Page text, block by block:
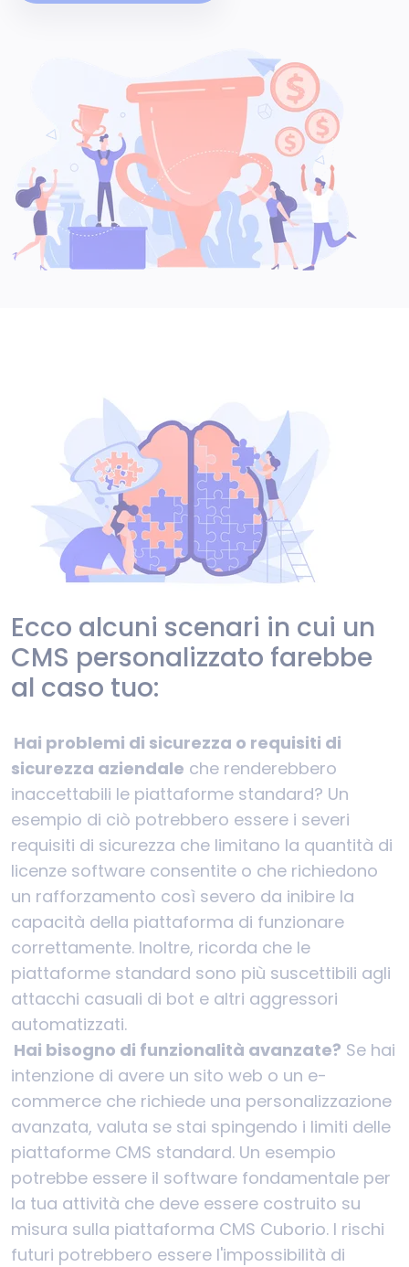
Ecco alcuni scenari in cui un
CMS personalizzato farebbe
al caso tuo:
Hai problemi di sicurezza o requisiti di
sicurezza aziendale che renderebbero
inaccettabili le piattaforme standard? Un
esempio di ciò potrebbero essere i severi
requisiti di sicurezza che limitano la quantità di
licenze software consentite o che richiedono
un rafforzamento così severo da inibire la
capacità della piattaforma di funzionare
correttamente. Inoltre, ricorda che le
piattaforme standard sono più suscettibili agli
attacchi casuali di bot e altri aggressori
automatizzati.
Hai bisogno di funzionalità avanzate? Se hai
intenzione di avere un sito web o un e-
commerce che richiede una personalizzazione
avanzata, valuta se stai spingendo i limiti delle
piattaforme CMS standard. Un esempio
potrebbe essere il software fondamentale per
la tua attività che deve essere costruito su
misura sulla piattaforma CMS Cuborio. I rischi
futuri potrebbero essere l'impossibilità di